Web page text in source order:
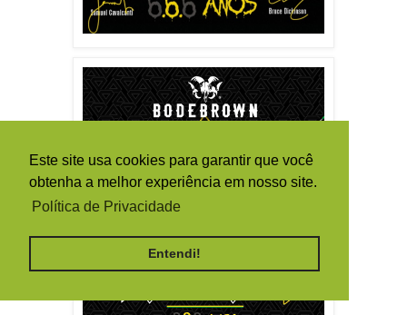
Este site usa cookies para garantir que você
obtenha a melhor experiência em nosso site.
Política de Privacidade
Entendi!